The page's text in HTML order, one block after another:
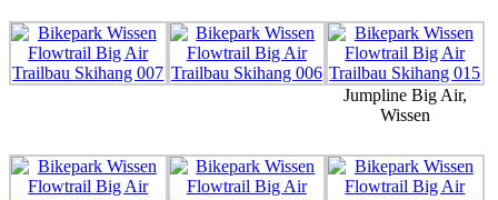
Jumpline Big Air,
Wissen